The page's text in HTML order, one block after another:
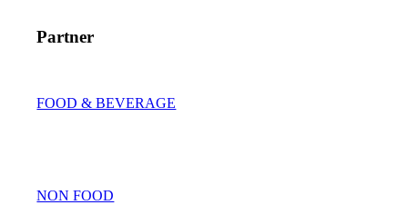
Partner
FOOD & BEVERAGE
NON FOOD